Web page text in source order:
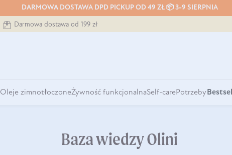
DARMOWA DOSTAWA DPD PICKUP OD 49 ZŁ 📦 3-9 SIERPNIA
Darmowa dostawa od 199 zł
Oleje zimnotłoczoneŻywność funkcjonalnaSelf-carePotrzeby
Baza wiedzy Olini